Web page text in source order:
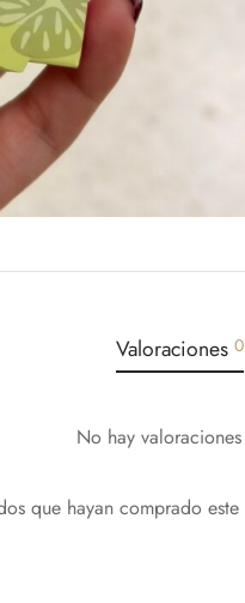
Valoraciones 0
No hay
que hayan comprado